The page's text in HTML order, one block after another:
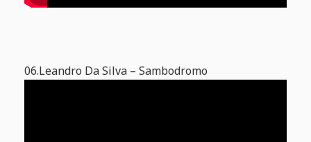
06.Leandro Da Silva – Sambodromo